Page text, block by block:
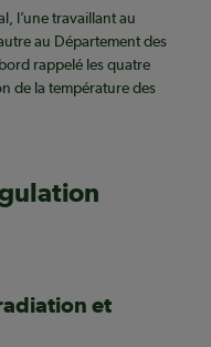
l’une travaillant au
au Département des
rappelé les quatre
de la température des
et